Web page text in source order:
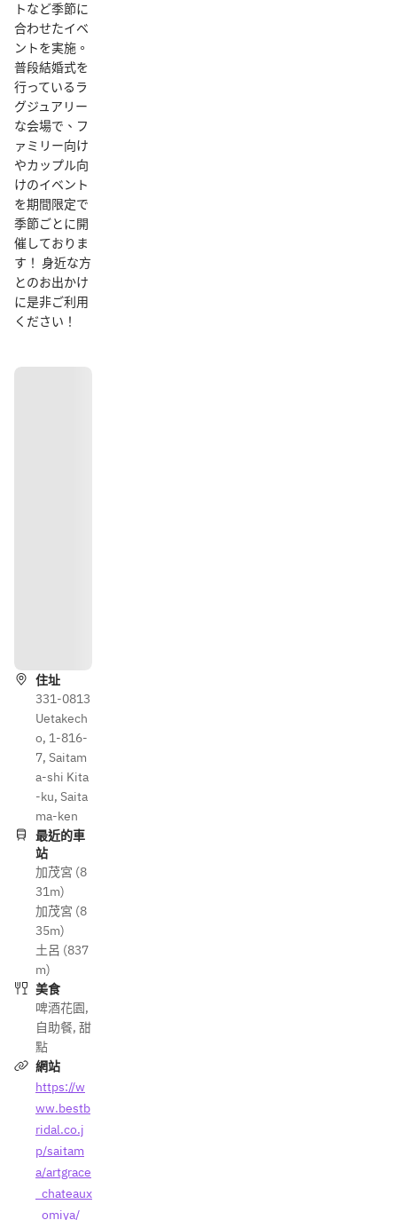
トなど季節に
合わせたイベ
ントを実施。
普段結婚式を
行っているラ
グジュアリー
な会場で、フ
ァミリー向け
やカップル向
けのイベント
を期間限定で
季節ごとに開
催しておりま
す！ 身近な方
とのお出かけ
に是非ご利用
ください！
住址
331-0813
Uetakech
o, 1-816-
7, Saitam
a-shi Kita
-ku, Saita
ma-ken
最近的車
站
加茂宮 (8
31m)
加茂宮 (8
35m)
土呂 (837
m)
美食
啤酒花園,
自助餐, 甜
點
網站
https://w
ww.bestb
ridal.co.j
p/saitam
a/artgrace
_chateaux
_omiya/